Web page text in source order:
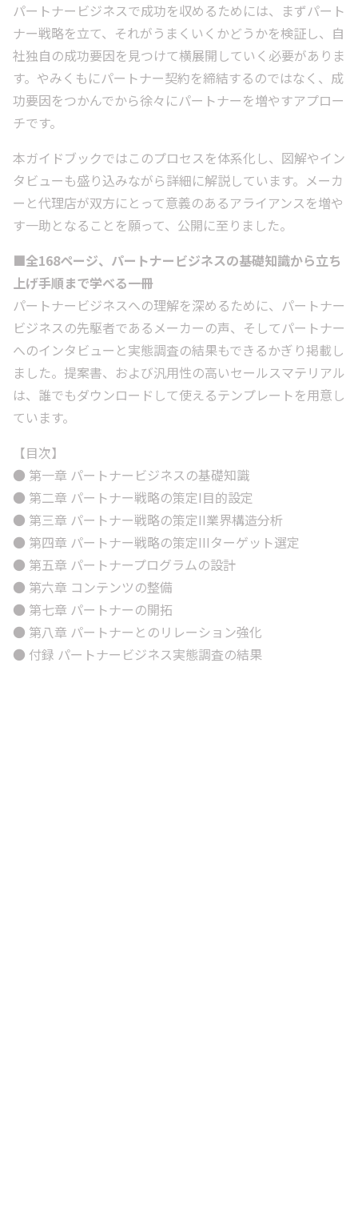
パートナービジネスで成功を収めるためには、まずパート
ナー戦略を立て、それがうまくいくかどうかを検証し、自
社独自の成功要因を見つけて横展開していく必要がありま
す。やみくもにパートナー契約を締結するのではなく、成
功要因をつかんでから徐々にパートナーを増やすアプロー
チです。
本ガイドブックではこのプロセスを体系化し、図解やイン
タビューも盛り込みながら詳細に解説しています。メーカ
ーと代理店が双方にとって意義のあるアライアンスを増や
す一助となることを願って、公開に至りました。
■全168ページ、パートナービジネスの基礎知識から立ち
上げ手順まで学べる一冊
パートナービジネスへの理解を深めるために、パートナー
ビジネスの先駆者であるメーカーの声、そしてパートナー
へのインタビューと実態調査の結果もできるかぎり掲載し
ました。提案書、および汎用性の高いセールスマテリアル
は、誰でもダウンロードして使えるテンプレートを用意し
ています。
【目次】
● 第一章 パートナービジネスの基礎知識
● 第二章 パートナー戦略の策定I目的設定
● 第三章 パートナー戦略の策定II業界構造分析
● 第四章 パートナー戦略の策定IIIターゲット選定
● 第五章 パートナープログラムの設計
● 第六章 コンテンツの整備
● 第七章 パートナーの開拓
● 第八章 パートナーとのリレーション強化
● 付録 パートナービジネス実態調査の結果